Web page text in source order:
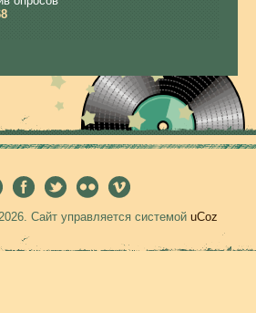
. Сайт управляется системой uCoz